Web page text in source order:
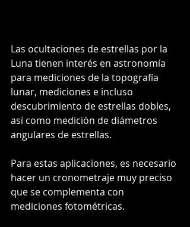
Las ocultaciones de estrellas por la
Luna tienen interés en astronomía
para mediciones de la topografía
lunar, mediciones e incluso
descubrimiento de estrellas dobles,
así como medición de diámetros
angulares de estrellas.
Para estas aplicaciones, es necesario
hacer un cronometraje muy preciso
que se complementa con
mediciones fotométricas.